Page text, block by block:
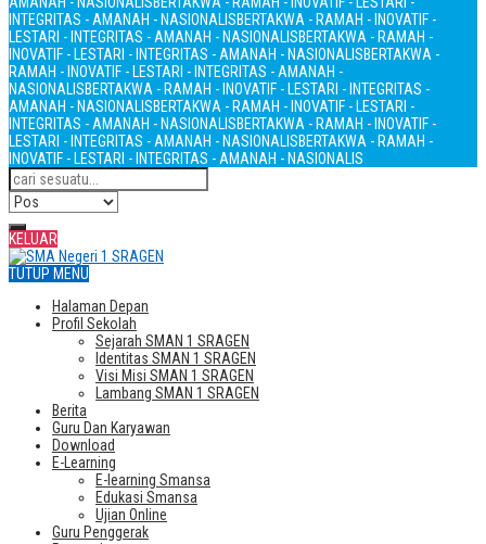
INTEGRITAS - AMANAH - NASIONALISBERTAKWA - RAMAH - INOVATIF -
LESTARI - INTEGRITAS - AMANAH - NASIONALISBERTAKWA - RAMAH -
INOVATIF - LESTARI - INTEGRITAS - AMANAH - NASIONALISBERTAKWA -
RAMAH - INOVATIF - LESTARI - INTEGRITAS - AMANAH -
NASIONALISBERTAKWA - RAMAH - INOVATIF - LESTARI - INTEGRITAS -
AMANAH - NASIONALISBERTAKWA - RAMAH - INOVATIF - LESTARI -
INTEGRITAS - AMANAH - NASIONALISBERTAKWA - RAMAH - INOVATIF -
LESTARI - INTEGRITAS - AMANAH - NASIONALISBERTAKWA - RAMAH -
INOVATIF - LESTARI - INTEGRITAS - AMANAH - NASIONALIS
KELUAR
TUTUP MENU
Halaman Depan
Profil Sekolah
Sejarah SMAN 1 SRAGEN
Identitas SMAN 1 SRAGEN
Visi Misi SMAN 1 SRAGEN
Lambang SMAN 1 SRAGEN
Berita
Guru Dan Karyawan
Download
E-Learning
E-learning Smansa
Edukasi Smansa
Ujian Online
Guru Penggerak